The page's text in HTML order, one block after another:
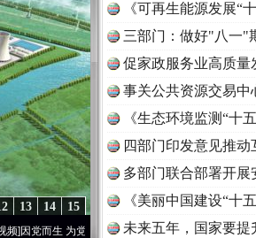
15
14
13
生 为党而战——百年“纪”事⑧加强纪律..·[视频]牢记
《可再生能源发展“
三部门：做好"八一"
促家政服务业高质量
事关公共资源交易中
《生态环境监测“十
读
四部门印发意见推
多部门联合部署开展
《美丽中国建设“十
未来五年，国家要